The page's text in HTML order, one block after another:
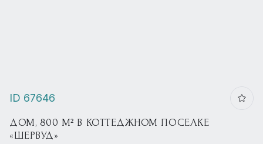
ID 67646
ДОМ, 800 М² В КОТТЕДЖНОМ ПОСЕЛКЕ
«ШЕРВУД»